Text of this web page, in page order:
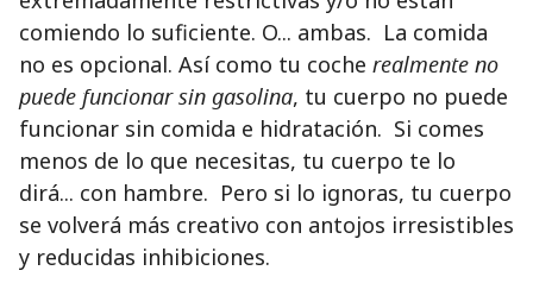
comiendo lo suficiente. O... ambas. La comida
no es opcional. Así como tu coche realmente no
puede funcionar sin gasolina, tu cuerpo no puede
funcionar sin comida e hidratación. Si comes
menos de lo que necesitas, tu cuerpo te lo
dirá... con hambre. Pero si lo ignoras, tu cuerpo
se volverá más creativo con antojos irresistibles
y reducidas inhibiciones.